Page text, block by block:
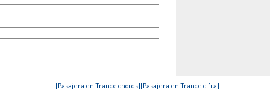
[Pasajera en Trance chords][Pasajera en Trance cifra]